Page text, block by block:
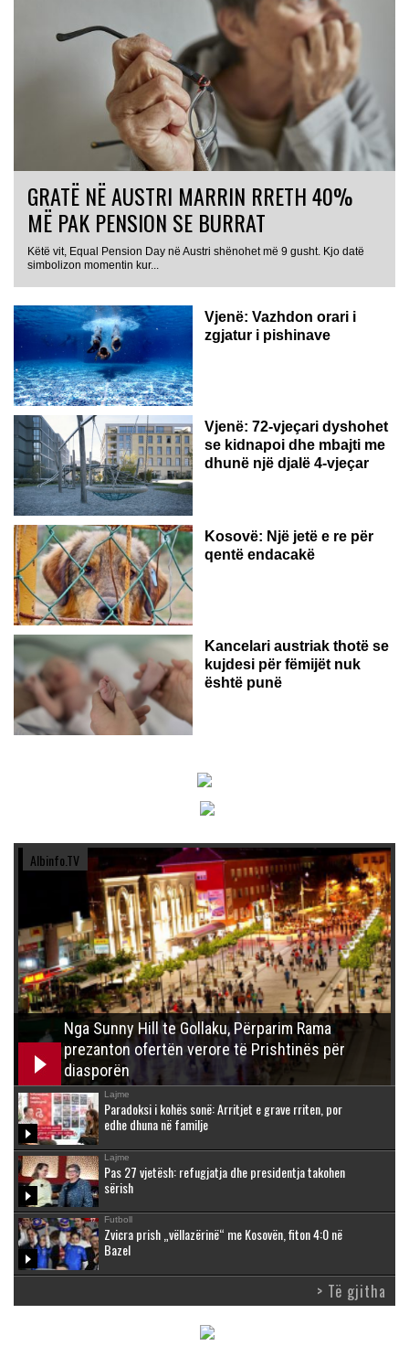
GRATË NË AUSTRI MARRIN RRETH 40%
MË PAK PENSION SE BURRAT
Këtë vit, Equal Pension Day në Austri shënohet më 9 gusht. Kjo datë
simbolizon momentin kur...
Vjenë: Vazhdon orari i
zgjatur i pishinave
Vjenë: 72-vjeçari dyshohet
se kidnapoi dhe mbajti me
dhunë një djalë 4-vjeçar
Kosovë: Një jetë e re për
qentë endacakë
Kancelari austriak thotë se
kujdesi për fëmijët nuk
është punë
Albinfo.TV
Nga Sunny Hill te Gollaku, Përparim Rama
prezanton ofertën verore të Prishtinës për
diasporën
Lajme
Paradoksi i kohës sonë: Arritjet e grave rriten, por
edhe dhuna në familje
Lajme
Pas 27 vjetësh: refugjatja dhe presidentja takohen
sërish
Futboll
Zvicra prish „vëllazërinë“ me Kosovën, fiton 4:0 në
Bazel
> Të gjitha